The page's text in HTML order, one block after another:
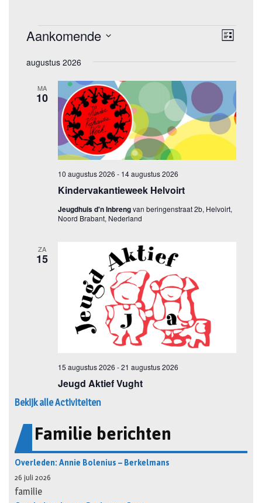
Bekijk alle Activiteiten
Familie berichten
Overleden: Annie Bolenius – Berkelmans
26 juli 2026
familie